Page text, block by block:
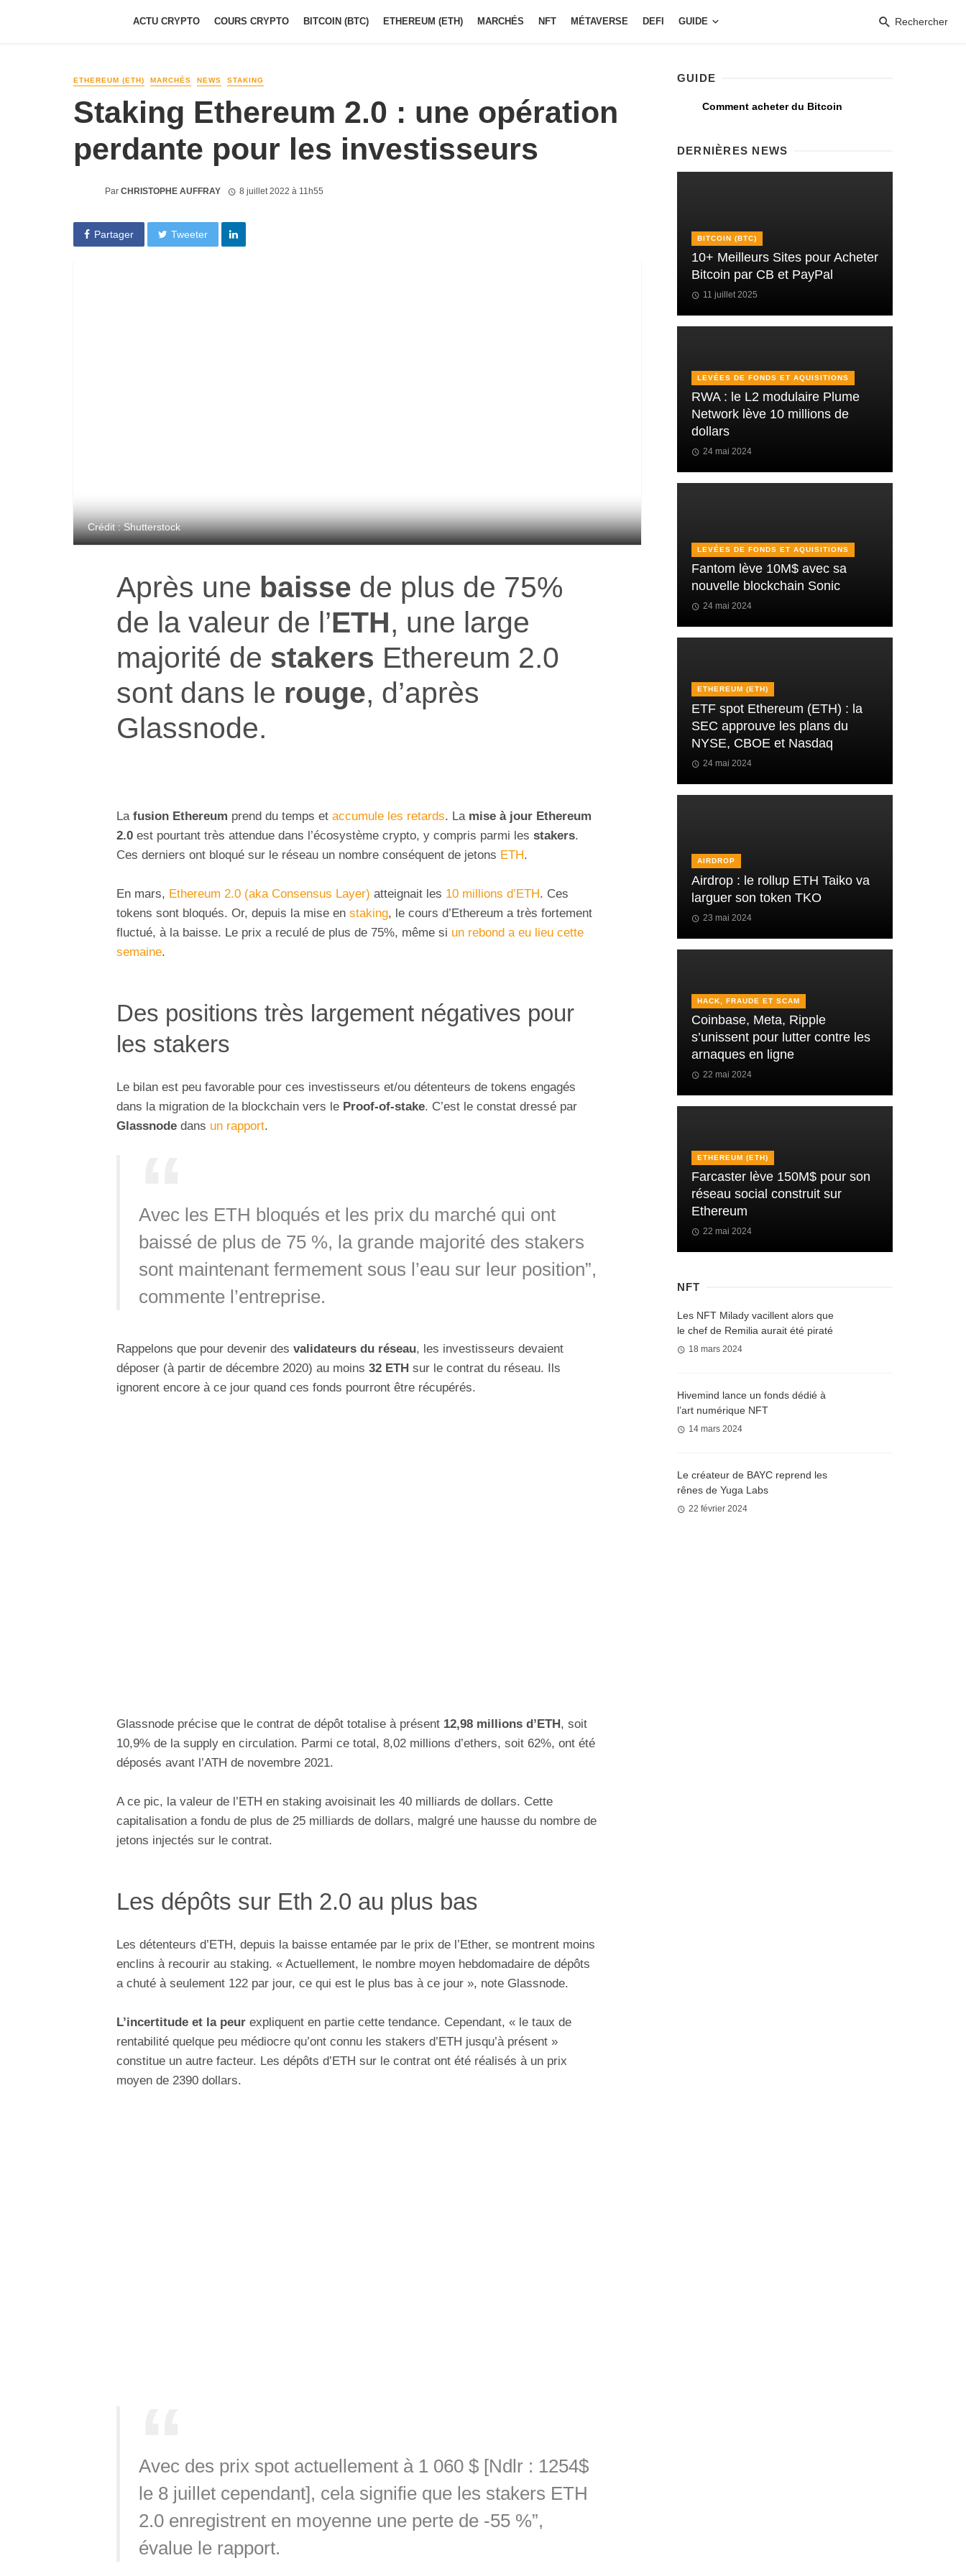
ACTU CRYPTO COURS CRYPTO BITCOIN (BTC) ETHEREUM (ETH) MARCHÉS NFT MÉTAVERSE DEFI GUIDE Rechercher
ETHEREUM (ETH) MARCHÉS NEWS STAKING
Staking Ethereum 2.0 : une opération
perdante pour les investisseurs
Par CHRISTOPHE AUFFRAY 8 juillet 2022 à 11h55
Partager Tweeter
Crédit : Shutterstock
Après une baisse de plus de 75%
de la valeur de l’ETH, une large
majorité de stakers Ethereum 2.0
sont dans le rouge, d’après
Glassnode.
La fusion Ethereum prend du temps et accumule les retards. Lamise à jour Ethereum
2.0 est pourtant très attendue dans l’écosystème crypto, y compris parmi les stakers.
Ces derniers ont bloqué sur le réseau un nombre conséquent de jetons ETH.
En mars, Ethereum 2.0 (aka Consensus Layer) atteignait les 10 millions d’ETH. Ces
tokens sont bloqués. Or, depuis la mise en staking, le cours d’Ethereum a très fortement
fluctué, à la baisse. Le prix a reculé de plus de 75%, même si un rebond a eu lieu cette
semaine.
Des positions très largement négatives pour
les stakers
Le bilan est peu favorable pour ces investisseurs et/ou détenteurs de tokens engagés
dans la migration de la blockchain vers le Proof-of-stake. C’est le constat dressé par
Glassnode dans un rapport.
Avec les ETH bloqués et les prix du marché qui ont
baissé de plus de 75 %, la grande majorité des stakers
sont maintenant fermement sous l’eau sur leur position”,
commente l’entreprise.
Rappelons que pour devenir des validateurs du réseau, les investisseurs devaient
déposer (à partir de décembre 2020) au moins 32 ETH sur le contrat du réseau. Ils
ignorent encore à ce jour quand ces fonds pourront être récupérés.
Glassnode précise que le contrat de dépôt totalise à présent 12,98 millions d’ETH, soit
10,9% de la supply en circulation. Parmi ce total, 8,02 millions d’ethers, soit 62%, ont été
déposés avant l’ATH de novembre 2021.
A ce pic, la valeur de l’ETH en staking avoisinait les 40 milliards de dollars. Cette
capitalisation a fondu de plus de 25 milliards de dollars, malgré une hausse du nombre de
jetons injectés sur le contrat.
Les dépôts sur Eth 2.0 au plus bas
Les détenteurs d’ETH, depuis la baisse entamée par le prix de l’Ether, se montrent moins
enclins à recourir au staking. « Actuellement, le nombre moyen hebdomadaire de dépôts
a chuté à seulement 122 par jour, ce qui est le plus bas à ce jour », note Glassnode.
L’incertitude et la peur expliquent en partie cette tendance. Cependant, « le taux de
rentabilité quelque peu médiocre qu’ont connu les stakers d’ETH jusqu’à présent »
constitue un autre facteur. Les dépôts d’ETH sur le contrat ont été réalisés à un prix
moyen de 2390 dollars.
Avec des prix spot actuellement à 1 060 $ [Ndlr : 1254$
le 8 juillet cependant], cela signifie que les stakers ETH
2.0 enregistrent en moyenne une perte de -55 %”,
évalue le rapport.
GUIDE
Comment acheter du Bitcoin
DERNIÈRES NEWS
BITCOIN (BTC)
10+ Meilleurs Sites pour Acheter
Bitcoin par CB et PayPal
11 juillet 2025
LEVÉES DE FONDS ET AQUISITIONS
RWA : le L2 modulaire Plume
Network lève 10 millions de
dollars
24 mai 2024
LEVÉES DE FONDS ET AQUISITIONS
Fantom lève 10M$ avec sa
nouvelle blockchain Sonic
24 mai 2024
ETHEREUM (ETH)
ETF spot Ethereum (ETH) : la
SEC approuve les plans du
NYSE, CBOE et Nasdaq
24 mai 2024
AIRDROP
Airdrop : le rollup ETH Taiko va
larguer son token TKO
23 mai 2024
HACK, FRAUDE ET SCAM
Coinbase, Meta, Ripple
s’unissent pour lutter contre les
arnaques en ligne
22 mai 2024
ETHEREUM (ETH)
Farcaster lève 150M$ pour son
réseau social construit sur
Ethereum
22 mai 2024
NFT
Les NFT Milady vacillent alors que
le chef de Remilia aurait été piraté
18 mars 2024
Hivemind lance un fonds dédié à
l’art numérique NFT
14 mars 2024
Le créateur de BAYC reprend les
rênes de Yuga Labs
22 février 2024